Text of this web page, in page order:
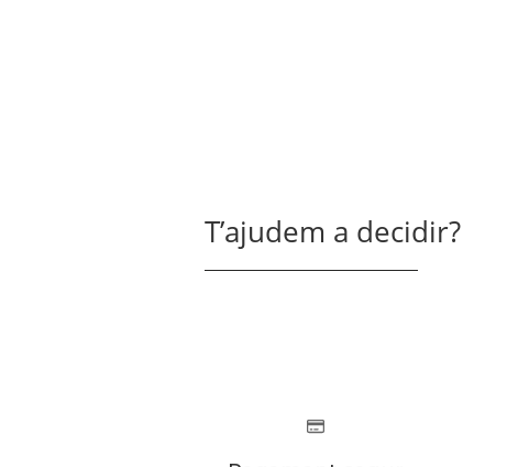
T’ajudem a decidir?